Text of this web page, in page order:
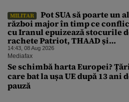
unică
MILITAR
Pot SUA să poarte un
război major în timp ce
cu Iranul epuizează stocurile
rachete Patriot, THAAD și
Tomahawk?
14:43, 08 Aug 2026
Mediafax
Se schimbă harta Europei?
care bat la ușa UE după 13 ani
pauză